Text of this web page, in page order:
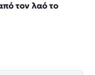
τον λαό το